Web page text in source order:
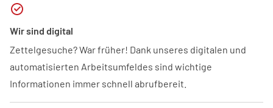
Wir sind digital
Zettelgesuche? War früher! Dank unseres digitalen und
automatisierten Arbeitsumfeldes sind wichtige
Informationen immer schnell abrufbereit.